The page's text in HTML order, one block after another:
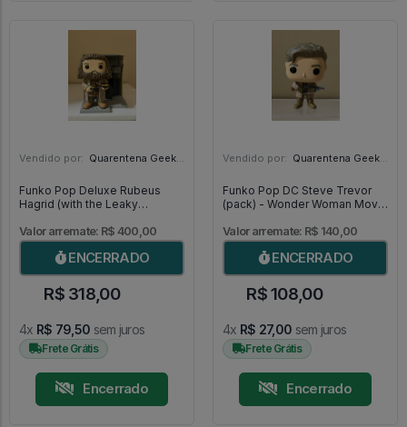
Vendido por: Quarentena Geek Store - SP
Funko Pop Deluxe Rubeus
Hagrid (with the Leaky
Harry Potter #141
Valor arremate: R$ 400,00
ENCERRADO
R$ 318,00
4x R$ 79,50 sem juros
Frete Grátis
Encerrado
Vendido por: Quarentena Geek Store - SP
Funko Pop DC Steve Trevor
(pack) - Wonder Woman Movie
Valor arremate: R$ 140,00
ENCERRADO
R$ 108,00
4x R$ 27,00 sem juros
Frete Grátis
Encerrado